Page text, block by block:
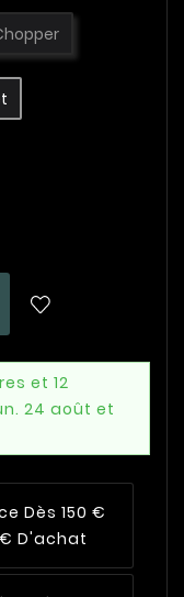
et 12
24 août et
Dès 150 €
D'achat